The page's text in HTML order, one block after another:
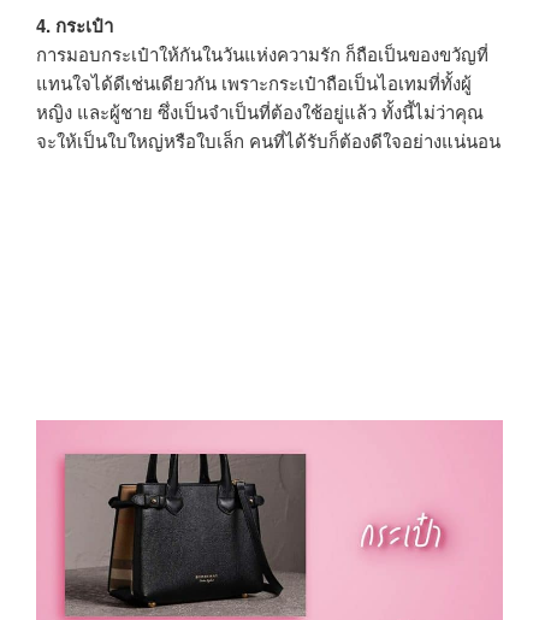
4. กระเป๋า
การมอบกระเป๋าให้กันในวันแห่งความรัก ก็ถือเป็นของขวัญที่
แทนใจได้ดีเช่นเดียวกัน เพราะกระเป๋าถือเป็นไอเทมที่ทั้งผู้
หญิง และผู้ชาย ซึ่งเป็นจำเป็นที่ต้องใช้อยู่แล้ว ทั้งนี้ไม่ว่าคุณ
จะให้เป็นใบใหญ่หรือใบเล็ก คนที่ได้รับก็ต้องดีใจอย่างแน่นอน